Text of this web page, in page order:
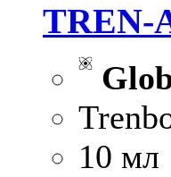
TREN-
10 мл